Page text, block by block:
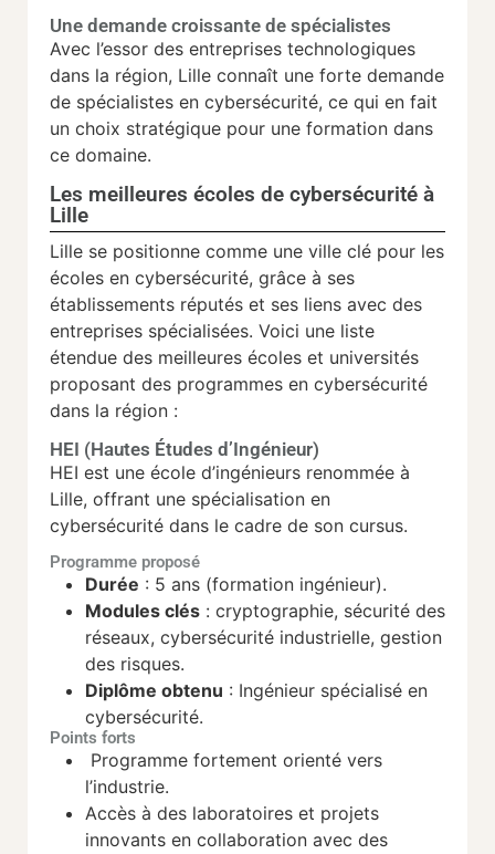
Une demande croissante de spécialistes
Avec l’essor des entreprises technologiques
dans la région, Lille connaît une forte demande
de spécialistes en cybersécurité, ce qui en fait
un choix stratégique pour une formation dans
ce domaine.
Les meilleures écoles de cybersécurité à
Lille
Lille se positionne comme une ville clé pour les
écoles en cybersécurité, grâce à ses
établissements réputés et ses liens avec des
entreprises spécialisées. Voici une liste
étendue des meilleures écoles et universités
proposant des programmes en cybersécurité
dans la région :
HEI (Hautes Études d’Ingénieur)
HEI est une école d’ingénieurs renommée à
Lille, offrant une spécialisation en
cybersécurité dans le cadre de son cursus.
Programme proposé
Durée : 5 ans (formation ingénieur).
Modules clés : cryptographie, sécurité des
réseaux, cybersécurité industrielle, gestion
des risques.
Diplôme obtenu : Ingénieur spécialisé en
cybersécurité.
Points forts
Programme fortement orienté vers
l’industrie.
Accès à des laboratoires et projets
innovants en collaboration avec des